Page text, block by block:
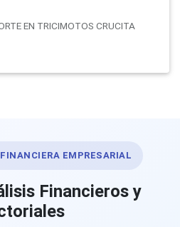
EN TRICIMOTOS CRUCITA
EMPRESARIAL
Financieros y